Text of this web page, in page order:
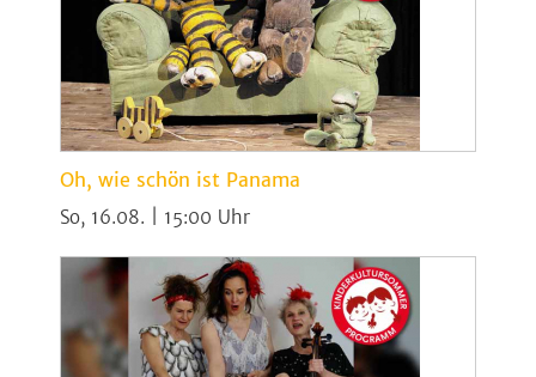
Oh, wie schön ist Panama
So, 16.08. | 15:00